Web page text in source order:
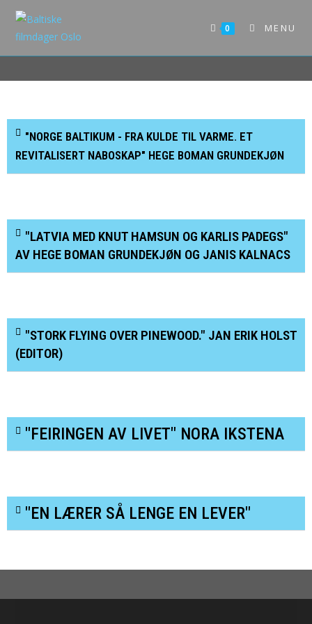
0 MENU
"NORGE BALTIKUM - FRA KULDE TIL VARME. ET
REVITALISERT NABOSKAP" HEGE BOMAN GRUNDEKJØN
"LATVIA MED KNUT HAMSUN OG KARLIS PADEGS"
AV HEGE BOMAN GRUNDEKJØN OG JANIS KALNACS
"STORK FLYING OVER PINEWOOD." JAN ERIK HOLST
(EDITOR)
"FEIRINGEN AV LIVET" NORA IKSTENA
"EN LÆRER SÅ LENGE EN LEVER"